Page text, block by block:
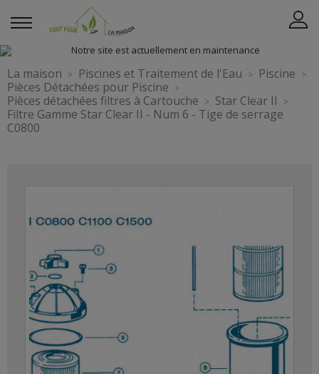
La maison Piscines et Traitement de l'Eau
Piscine
Pièces Détachées pour Piscine
Pièces détachées filtres à Cartouche
Star Clear II
Filtre Gamme Star Clear II - Num 6 - Tige de serrage
C0800